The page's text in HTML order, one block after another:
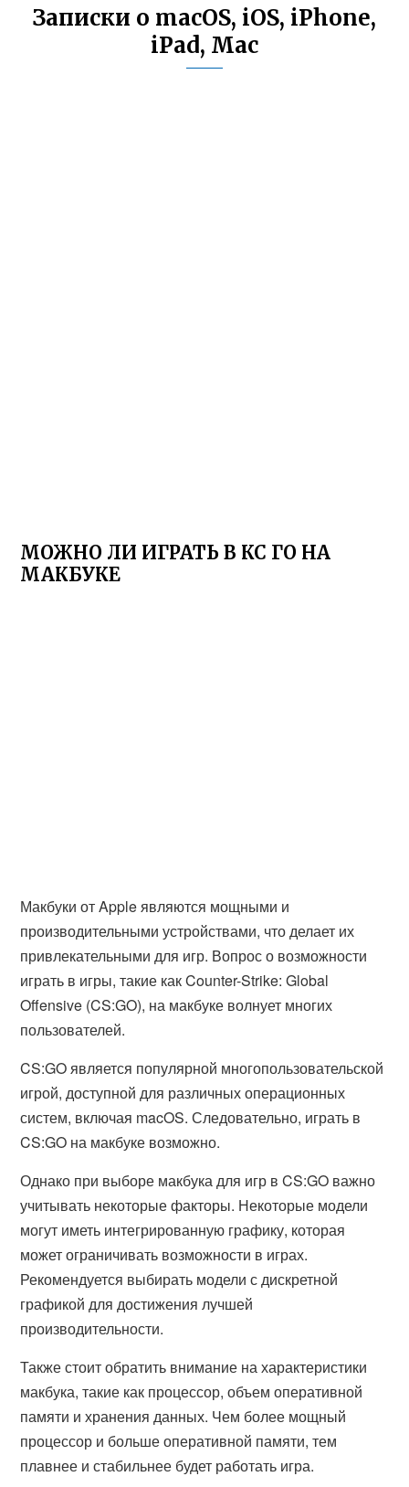
Записки о macOS, iOS, iPhone,
iPad, Mac
МОЖНО ЛИ ИГРАТЬ В КС ГО НА
МАКБУКЕ
Макбуки от Apple являются мощными и
производительными устройствами, что делает их
привлекательными для игр. Вопрос о возможности
играть в игры, такие как Counter-Strike: Global
Offensive (CS:GO), на макбуке волнует многих
пользователей.
CS:GO является популярной многопользовательской
игрой, доступной для различных операционных
систем, включая macOS. Следовательно, играть в
CS:GO на макбуке возможно.
Однако при выборе макбука для игр в CS:GO важно
учитывать некоторые факторы. Некоторые модели
могут иметь интегрированную графику, которая
может ограничивать возможности в играх.
Рекомендуется выбирать модели с дискретной
графикой для достижения лучшей
производительности.
Также стоит обратить внимание на характеристики
макбука, такие как процессор, объем оперативной
памяти и хранения данных. Чем более мощный
процессор и больше оперативной памяти, тем
плавнее и стабильнее будет работать игра.